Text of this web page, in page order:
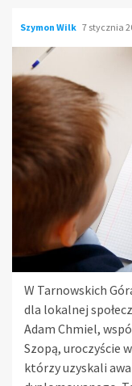
Szymon Wilk 7 stycznia
W Tarnowskich
dla lokalnej
Adam Chmiel,
Szopą, uroczyście
którzy uzyskali